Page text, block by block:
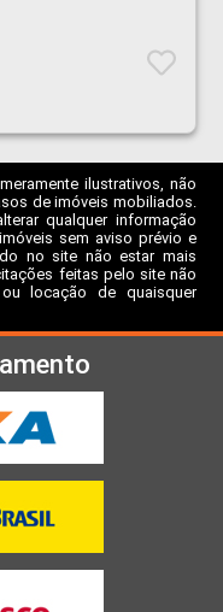
ilustrativos, não
de imóveis mobiliados.
qualquer informação
sem aviso prévio e
no site não estar mais
feitas pelo site não
locação de quaisquer